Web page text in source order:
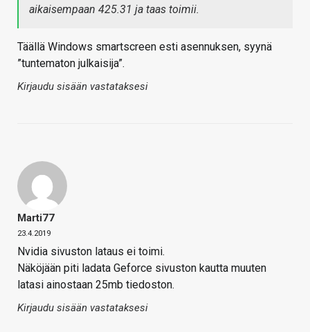
aikaisempaan 425.31 ja taas toimii.
Täällä Windows smartscreen esti asennuksen, syynä
”tuntematon julkaisija”.
Kirjaudu sisään vastataksesi
Marti77
23.4.2019
Nvidia sivuston lataus ei toimi.
Näköjään piti ladata Geforce sivuston kautta muuten
latasi ainostaan 25mb tiedoston.
Kirjaudu sisään vastataksesi